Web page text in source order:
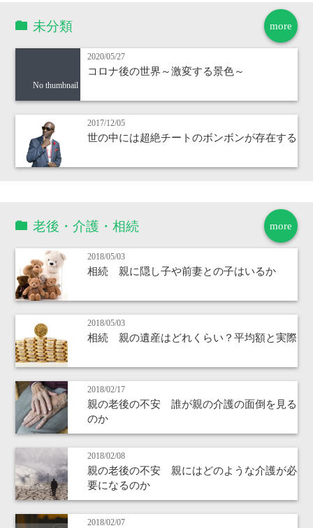
more
未分類
No thumbnail
2020/05/27
コロナ後の世界～激変する景色～
2017/12/05
世の中には超絶チートのボンボンが存在する
more
老後・介護・相続
2018/05/03
相続 親に隠し子や前妻との子はいるか
2018/05/03
相続 親の遺産はどれくらい？平均額と実際
2018/02/17
親の老後の不安 誰が親の介護の面倒を見る
のか
2018/02/08
親の老後の不安 親にはどのような介護が必
要になるのか
2018/02/07